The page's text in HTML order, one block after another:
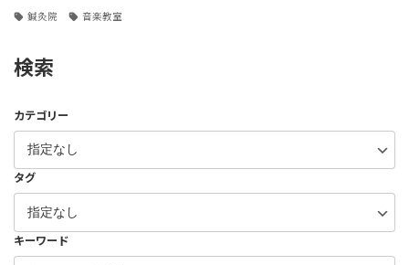
鍼灸院 音楽教室
検索
カテゴリー
タグ
キーワード